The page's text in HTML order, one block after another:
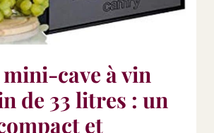
cave à vin
de 33 litres : un
et